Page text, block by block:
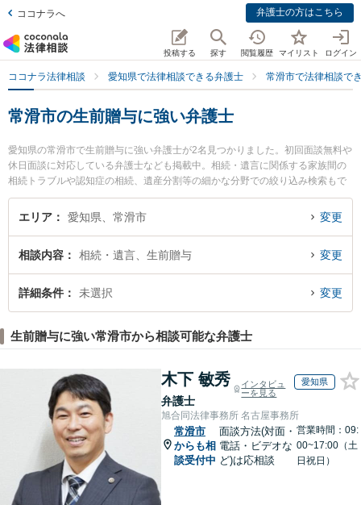
ココナラへ 弁護士の方はこちら
投稿する 探す 閲覧履歴 マイリスト ログイン
ココナラ法律相談 愛知県で法律相談できる弁護士 常滑市で法律相談で
常滑市の生前贈与に強い弁護士
愛知県の常滑市で生前贈与に強い弁護士が2名見つかりました。初回面談無料や
休日面談に対応している弁護士なども掲載中。相続・遺言に関係する家族間の
相続トラブルや認知症の相続、遺産分割等の細かな分野での絞り込み検索もで
き便利です。特にとこなめ法律事務所の伊藤 真悟弁護士やのぞみの森法律事務
所の森下 裕介弁護士のプロフィール情報や弁護士費用、強みなどが注目されて
したい』『初回相談無料で生前贈与を法律相談できる常滑市内の弁護士に相談
予約したい』などでお困りの相談者さんにおすすめです。
エリア 愛知県、常滑市 変更
相談内容 相続・遺言、生前贈与 変更
詳細条件 未選択 変更
生前贈与に強い常滑市から相談可能な弁護士
木下 敏秀
弁護士
インタビュ
ーを見る
愛知県
旭合同法律事務所 名古屋事務所
常滑市
からも相
談受付中
面談方法(対面・
電話・ビデオな
ど)は応相談
営業時間：09:
00~17:00（土
日祝日）